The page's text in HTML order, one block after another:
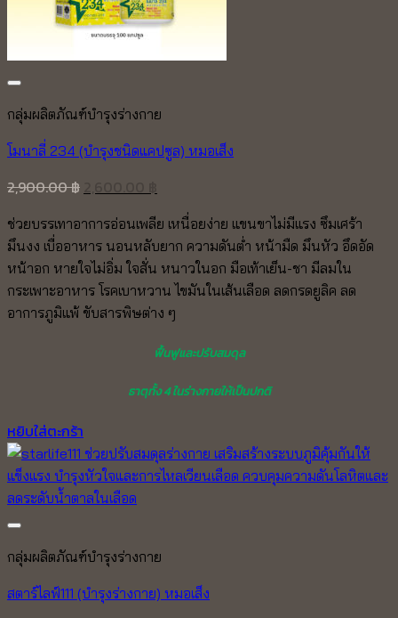
กลุ่มผลิตภัณฑ์บำรุงร่างกาย
โมนาลี่ 234 (บำรุงชนิดแคปซูล) หมอเส็ง
2,900.00฿
was:
2,900.00 ฿.
price
is:
2,600.00 ฿.
ช่วยบรรเทาอาการอ่อนเพลีย เหนื่อยง่าย แขนขาไม่มีแรง ซึมเศร้า
มึนงง เบื่ออาหาร นอนหลับยาก ความดันต่ำ หน้ามืด มึนหัว อึดอัด
หน้าอก หายใจไม่อิ่ม ใจสั่น หนาวในอก มือเท้าเย็น-ชา มีลมใน
กระเพาะอาหาร โรคเบาหวาน ไขมันในเส้นเลือด ลดกรดยูลิค ลด
อาการภูมิแพ้ ขับสารพิษต่าง ๆ
ฟื้นฟูและปรับสมดุล
ธาตุทั้ง 4 ในร่างกายให้เป็นปกติ
หยิบใส่ตะกร้า
กลุ่มผลิตภัณฑ์บำรุงร่างกาย
สตาร์ไลฟ์111 (บำรุงร่างกาย) หมอเส็ง